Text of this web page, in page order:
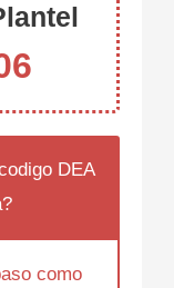
DEA
como